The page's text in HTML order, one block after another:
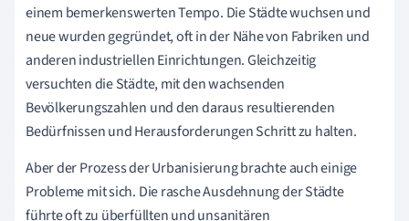
einem bemerkenswerten Tempo. Die Städte wuchsen und
neue wurden gegründet, oft in der Nähe von Fabriken und
anderen industriellen Einrichtungen. Gleichzeitig
versuchten die Städte, mit den wachsenden
Bevölkerungszahlen und den daraus resultierenden
Bedürfnissen und Herausforderungen Schritt zu halten.
Aber der Prozess der Urbanisierung brachte auch einige
Probleme mit sich. Die rasche Ausdehnung der Städte
führte oft zu überfüllten und unsanitären